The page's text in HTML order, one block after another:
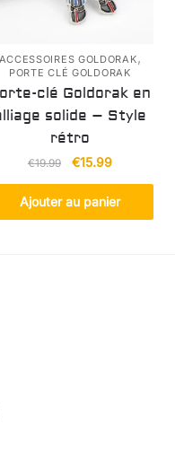
ACCESSOIRES GOLDORAK,
PORTE CLÉ GOLDORAK
clé Goldorak en
solide – Style
rétro
€19.99
Le
prix
initial
était :
€15.99Le
prix
actuel
est :
Ajouter au panier